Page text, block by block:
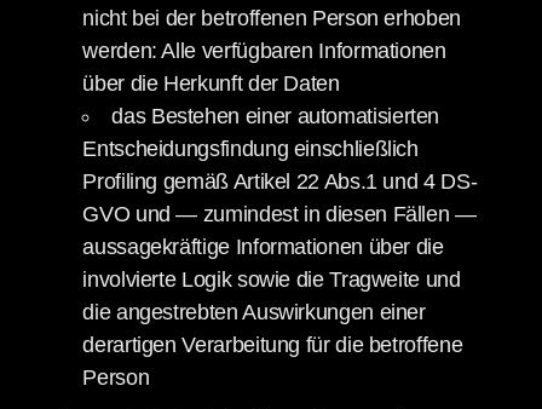
nicht bei der betroffenen Person erhoben
werden: Alle verfügbaren Informationen
über die Herkunft der Daten
das Bestehen einer automatisierten
Entscheidungsfindung einschließlich
Profiling gemäß Artikel 22 Abs.1 und 4 DS-
GVO und — zumindest in diesen Fällen —
aussagekräftige Informationen über die
involvierte Logik sowie die Tragweite und
die angestrebten Auswirkungen einer
derartigen Verarbeitung für die betroffene
Person